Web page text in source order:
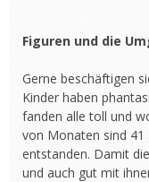
Figuren und die
Gerne beschäftigen
Kinder haben
fanden alle toll und
von Monaten sind 41
entstanden. Damit
und auch gut mit